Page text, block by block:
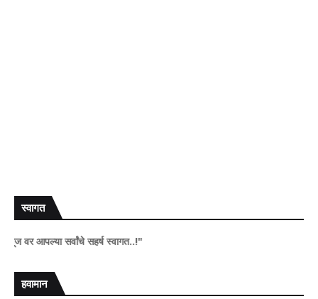
स्वागत
सर्वांचे सहर्ष स्वागत..!"
हवामान